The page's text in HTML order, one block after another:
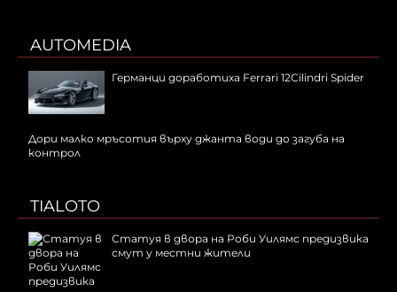
AUTOMEDIA
Германци доработиха Ferrari 12Cilindri Spider
Дори малко мръсотия върху джанта води до загуба на
контрол
TIALOTO
Статуя в двора на Роби Уилямс предизвика
смут у местни жители